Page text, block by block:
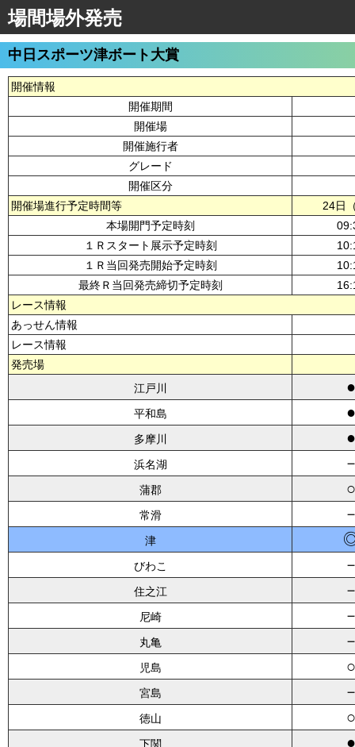
場間場外発売
中日スポーツ津ボート大賞
開催情報
開催期間
開催場
開催施行者
グレード
開催区分
開催場進行予定時間等
24日
本場開門予定時刻
１Ｒスタート展示予定時刻
１Ｒ当回発売開始予定時刻
最終Ｒ当回発売締切予定時刻
レース情報
あっせん情報
レース情報
発売場
江戸川
●
平和島 ●
多摩川 ●
浜名湖
蒲郡 ○
常滑
津
びわこ
住之江
尼崎
丸亀
児島 ○
宮島
徳山 ○
下関 ●